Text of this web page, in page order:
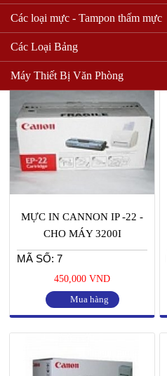
Các loại mực - Tampon thấm mực
Các Loại Bảng
Máy Thiết Bị Văn Phòng
Mua hàng
MỰC IN CANNON IP -22 -
CHO MÁY 3200I
MÃ SỐ: 7
450,000 VND
Mua hàng